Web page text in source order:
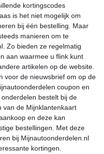
kortingscodes
is het niet mogelijk om
bij één bestelling. Maar
manieren om te
Zo bieden ze regelmatig
aan waarmee u flink kunt
artikelen op de website.
voor de nieuwsbrief om op de
coupon en
bestelt bij de
van de Mijnklantenkaart
en deze kan
bestellingen. Met deze
bij Mijnautoonderdelen.nl
kortingen.